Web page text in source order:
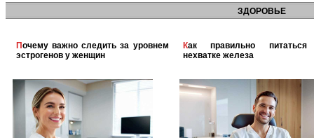
ЗДОРОВЬЕ
Почему важно следить за уровнем
эстрогенов у женщин
Как правильно питаться при
нехватке железа